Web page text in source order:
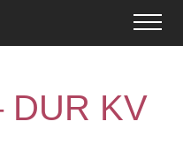
DUR KV